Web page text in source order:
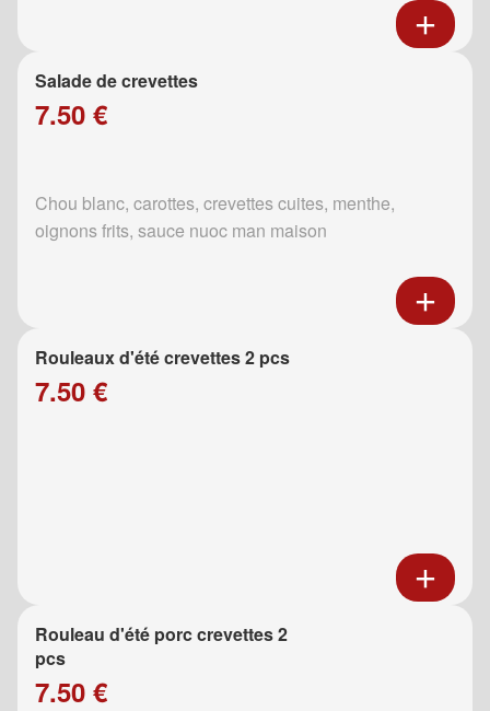
Salade de crevettes
7.50 €
Chou blanc, carottes, crevettes cuites, menthe,
oignons frits, sauce nuoc man maison
Rouleaux d'été crevettes 2 pcs
7.50 €
Rouleau d'été porc crevettes 2
pcs
7.50 €